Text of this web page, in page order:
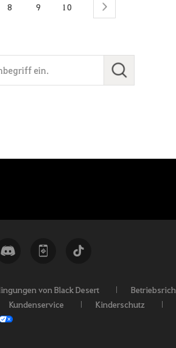
8 9 10 next
S
von Black Desert
Kundenservice Kinderschutz